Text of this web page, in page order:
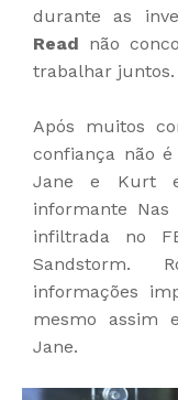
durante as
Read não
trabalhar juntos.
Após muitos
confiança não
Jane e Kurt
informante
infiltrada no
Sandstorm.
informações
mesmo assim
Jane.